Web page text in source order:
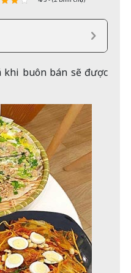
buôn bán sẽ được